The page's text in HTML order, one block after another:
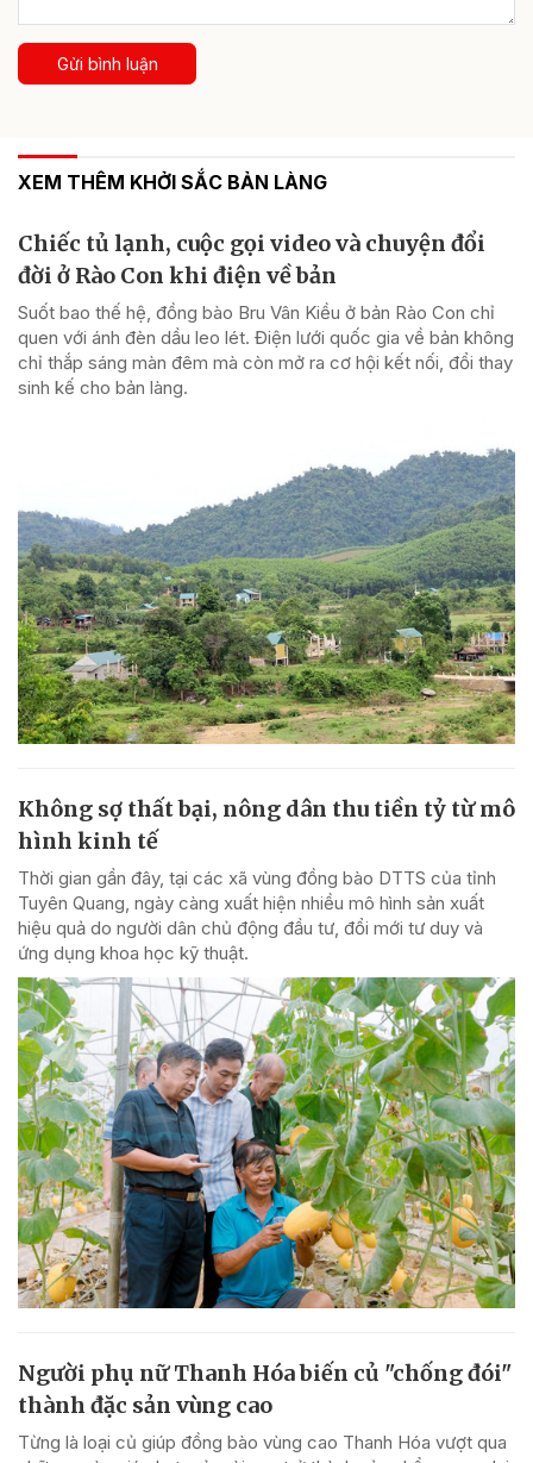
Gửi bình luận
XEM THÊM KHỞI SẮC BẢN LÀNG
Chiếc tủ lạnh, cuộc gọi video và chuyện đổi
đời ở Rào Con khi điện về bản
Suốt bao thế hệ, đồng bào Bru Vân Kiều ở bản Rào Con chỉ
quen với ánh đèn dầu leo lét. Điện lưới quốc gia về bản không
chỉ thắp sáng màn đêm mà còn mở ra cơ hội kết nối, đổi thay
sinh kế cho bản làng.
Không sợ thất bại, nông dân thu tiền tỷ từ mô
hình kinh tế
Thời gian gần đây, tại các xã vùng đồng bào DTTS của tỉnh
Tuyên Quang, ngày càng xuất hiện nhiều mô hình sản xuất
hiệu quả do người dân chủ động đầu tư, đổi mới tư duy và
ứng dụng khoa học kỹ thuật.
Người phụ nữ Thanh Hóa biến củ "chống đói"
thành đặc sản vùng cao
Từng là loại củ giúp đồng bào vùng cao Thanh Hóa vượt qua